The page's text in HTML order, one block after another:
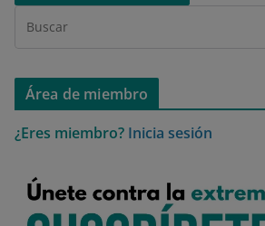
Área de miembro
¿Eres miembro? Inicia sesión